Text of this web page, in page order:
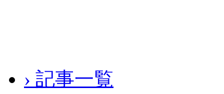
› 記事一覧